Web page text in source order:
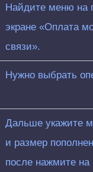
Найдите меню на
экране «Оплата
связи».
Нужно выбрать
Дальше укажите
и размер
после нажмите на